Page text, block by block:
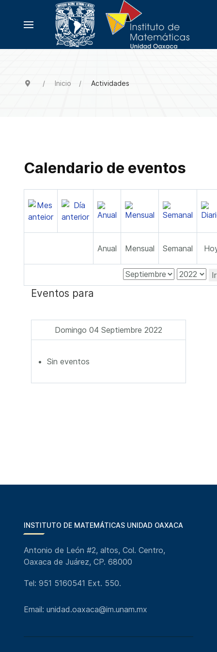
Inicio Actividades
Calendario de eventos
Anual Mensual Semanal
Eventos para
Domingo 04 Septiembre 2022
Sin eventos
INSTITUTO DE MATEMÁTICAS UNIDAD OAXACA
Antonio de León #2, altos, Col. Centro,
Oaxaca de Juárez, CP. 68000
Tel: 951 5160541 Ext. 550.
Email: unidad.oaxaca@im.unam.mx